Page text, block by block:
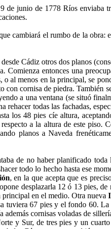
junio de 1778 Ríos enviaba
cambiará el rumbo de la
Cádiz otros dos planos
Comienza entonces una
o al menos en la principal, se
cornisa de piedra. También
a una ventana (se situó
rehacer todas las fachadas,
los 48 pies cíe altura,
a la altura de este
planos a Naveda
de no haber planificado toda
todo lo hecho hasta ese
, en la que acepta que es
desplazarla 12 ó 13 pies,
principal en el medio. Otra nueva
tuviera 67 pies y el fondo 60.
cornisas voladas de
y Sur, de tres pies y un